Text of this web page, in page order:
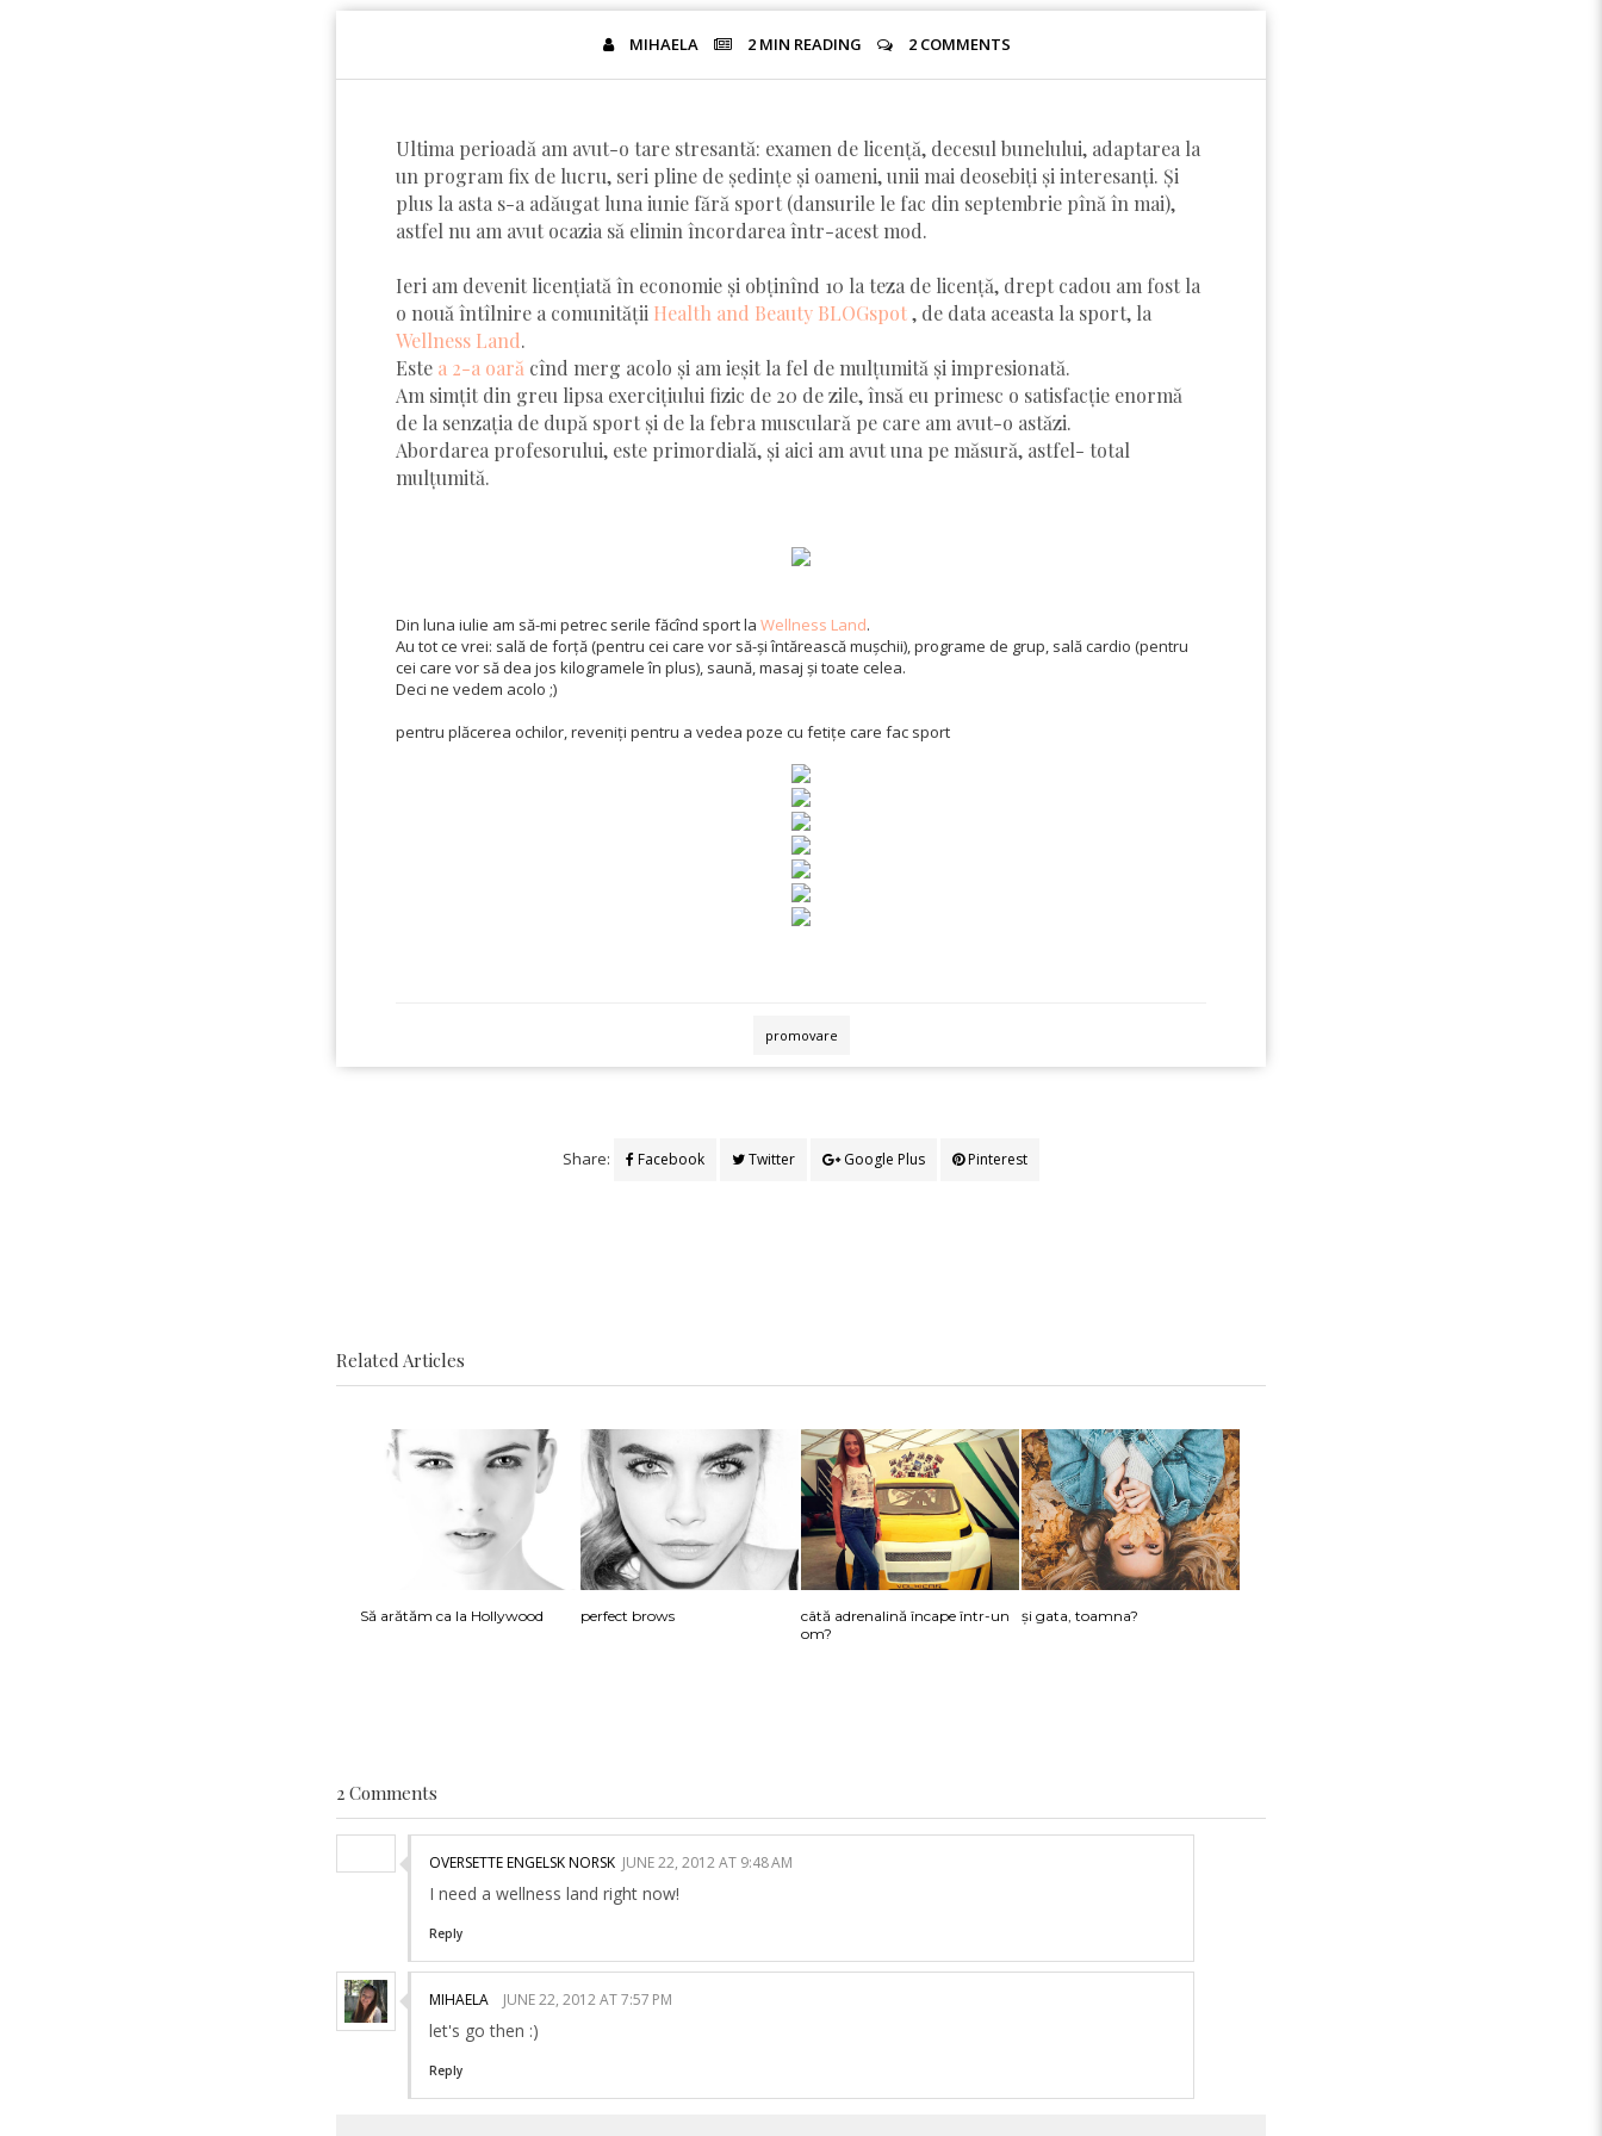
MIHAELA 2 MIN READING 2 COMMENTS
Ultima perioadă am avut-o tare stresantă: examen de licență, decesul bunelului, adaptarea la
un program fix de lucru, seri pline de ședințe și oameni, unii mai deosebiți și interesanți. Și
plus la asta s-a adăugat luna iunie fără sport (dansurile le fac din septembrie pînă în mai),
astfel nu am avut ocazia să elimin încordarea într-acest mod.
Ieri am devenit licențiată în economie și obținînd 10 la teza de licență, drept cadou am fost la
o nouă întîlnire a comunității Health and Beauty BLOGspot, de data aceasta la sport, la
Wellness Land.
Este a 2-a oară cînd merg acolo și am ieșit la fel de mulțumită și impresionată.
Am simțit din greu lipsa exercițiului fizic de 20 de zile, însă eu primesc o satisfacție enormă
de la senzația de după sport și de la febra musculară pe care am avut-o astăzi.
Abordarea profesorului, este primordială, și aici am avut una pe măsură, astfel- total
mulțumită.
Din luna iulie am să-mi petrec serile făcînd sport la Wellness Land.
Au tot ce vrei: sală de forță (pentru cei care vor să-și întărească mușchii), programe de grup, sală cardio (pentru
cei care vor să dea jos kilogramele în plus), saună, masaj și toate celea.
Deci ne vedem acolo ;)
pentru plăcerea ochilor, reveniți pentru a vedea poze cu fetițe care fac sport
promovare
Share: Facebook Twitter Google Plus Pinterest
Related Articles
Să arătăm ca la Hollywood perfect brows
câtă adrenalină încape într-un
om?
și gata, toamna?
2 Comments
OVERSETTE ENGELSK NORSK JUNE 22, 2012 AT 9:48 AM
I need a wellness land right now!
Reply
MIHAELA JUNE 22, 2012 AT 7:57 PM
let's go then :)
Reply